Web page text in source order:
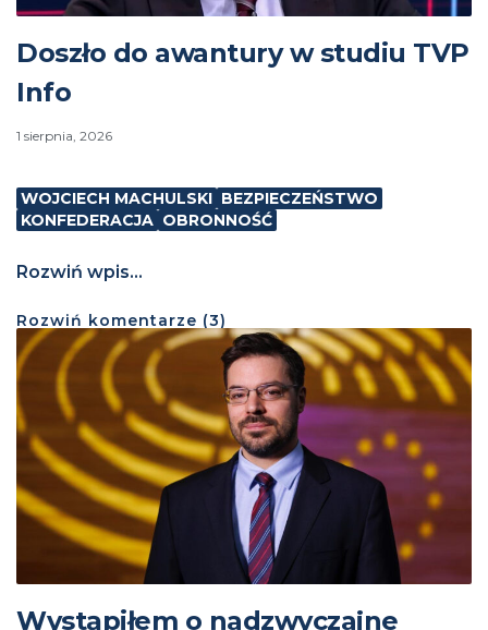
Doszło do awantury w studiu TVP
Info
1 sierpnia, 2026
WOJCIECH MACHULSKI BEZPIECZEŃSTWO
KONFEDERACJA OBRONNOŚĆ
Rozwiń wpis...
Rozwiń komentarze (3)
Wystąpiłem o nadzwyczajne